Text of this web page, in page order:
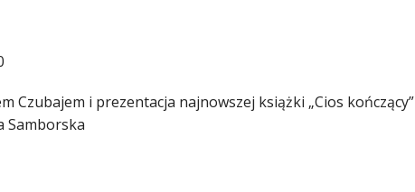
Czubajem i prezentacja najnowszej książki „Cios kończący”
Samborska